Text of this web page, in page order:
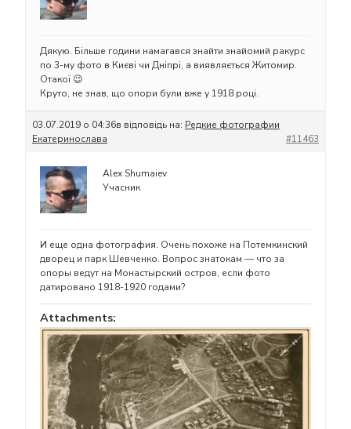
Дякую. Більше години намагався знайти знайомий ракурс
по 3-му фото в Києві чи Дніпрі, а виявляється Житомир.
Отакої 😉
Круто, не знав, що опори були вже у 1918 році.
03.07.2019 о 04:36в відповідь на: Редкие фотографии
Екатеринослава
#11463
Alex Shumaiev
Учасник
И еще одна фотография. Очень похоже на Потемкинский
дворец и парк Шевченко. Вопрос знатокам — что за
опоры ведут на Монастырский остров, если фото
датировано 1918-1920 годами?
Attachments: